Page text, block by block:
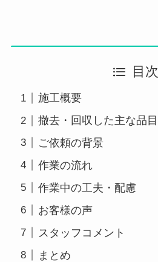
目次
施工概要
撤去・回収した主な品目
ご依頼の背景
作業の流れ
作業中の工夫・配慮
お客様の声
スタッフコメント
まとめ